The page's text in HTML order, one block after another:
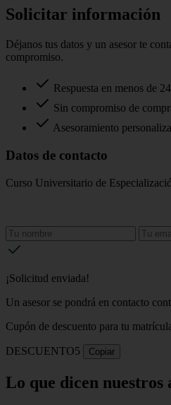
Solicitar información
Déjanos tus datos y un asesor te
compromiso.
Respuesta en menos de
Sin compromiso de
Asesoramiento
Datos de contacto
Curso Universitario de
¡Solicitud enviada!
Un asesor se pondrá en contacto
Cupón de descuento para tu
DESCUENTO5 Copiar
Lo que dicen nuestros